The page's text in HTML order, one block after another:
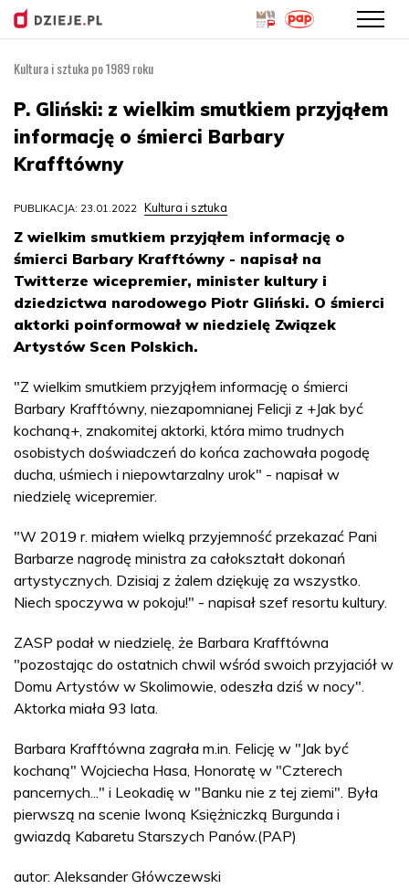
treści
Kultura i sztuka po 1989 roku
P. Gliński: z wielkim smutkiem przyjąłem
informację o śmierci Barbary
Krafftówny
PUBLIKACJA: 23.01.2022 Kultura i sztuka
Z wielkim smutkiem przyjąłem informację o
śmierci Barbary Krafftówny - napisał na
Twitterze wicepremier, minister kultury i
dziedzictwa narodowego Piotr Gliński. O śmierci
aktorki poinformował w niedzielę Związek
Artystów Scen Polskich.
"Z wielkim smutkiem przyjąłem informację o śmierci
Barbary Krafftówny, niezapomnianej Felicji z +Jak być
kochaną+, znakomitej aktorki, która mimo trudnych
osobistych doświadczeń do końca zachowała pogodę
ducha, uśmiech i niepowtarzalny urok" - napisał w
niedzielę wicepremier.
"W 2019 r. miałem wielką przyjemność przekazać Pani
Barbarze nagrodę ministra za całokształt dokonań
artystycznych. Dzisiaj z żalem dziękuję za wszystko.
Niech spoczywa w pokoju!" - napisał szef resortu kultury.
ZASP podał w niedzielę, że Barbara Krafftówna
"pozostając do ostatnich chwil wśród swoich przyjaciół w
Domu Artystów w Skolimowie, odeszła dziś w nocy".
Aktorka miała 93 lata.
Barbara Krafftówna zagrała m.in. Felicję w "Jak być
kochaną" Wojciecha Hasa, Honoratę w "Czterech
pancernych..." i Leokadię w "Banku nie z tej ziemi". Była
pierwszą na scenie Iwoną Księżniczką Burgunda i
gwiazdą Kabaretu Starszych Panów.(PAP)
autor: Aleksander Główczewski